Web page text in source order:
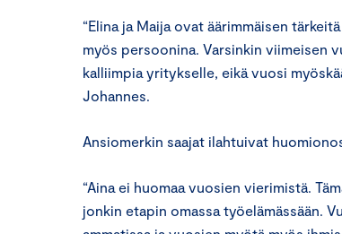
“Elina ja Maija ovat äärimmäisen
myös persoonina. Varsinkin viimeisen
kalliimpia yritykselle, eikä vuosi
Johannes.
Ansiomerkin saajat ilahtuivat
“Aina ei huomaa vuosien vierimistä.
jonkin etapin omassa työelämässään.